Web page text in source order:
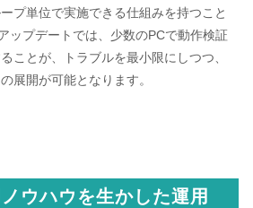
プ単位で実施できる仕組みを持つこと
ップデートでは、少数のPCで動作検証
ことが、トラブルを最小限にしつつ、
展開が可能となります。
ウハウを生かした運用